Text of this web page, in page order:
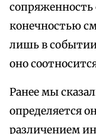
сопряженность
конечностью
лишь в
оно
Ранее мы
определяется
различением